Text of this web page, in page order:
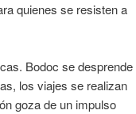
quienes se resisten a
Bodoc se desprende
los viajes se realizan
goza de un impulso